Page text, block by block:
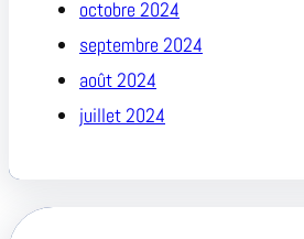
octobre 2024
septembre 2024
août 2024
juillet 2024